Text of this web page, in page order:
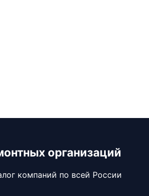
организаций
компаний по всей России